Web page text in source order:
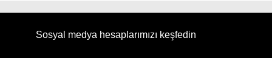
Sosyal medya hesaplarımızı keşfedin